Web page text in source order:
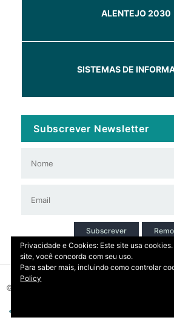
ALENTEJO 2030
SISTEMAS DE
Subscrever Newsletter
Subscrever
© 2026 Copyright: DIRT | CCDR Alentejo, I.P.
Privacidade e Cookies: Este site usa
site, você concorda com seu uso.
Para saber mais, incluindo como controlar
Policy